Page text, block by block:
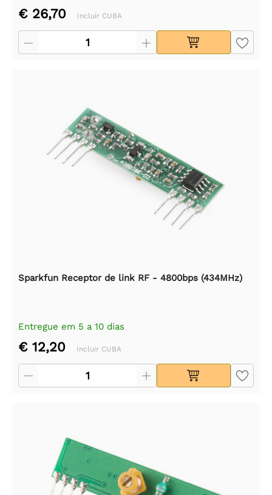
€ 26,70 Incluir CUBA
Sparkfun Receptor de link RF - 4800bps (434MHz)
Entregue em 5 a 10 dias
€ 12,20 Incluir CUBA